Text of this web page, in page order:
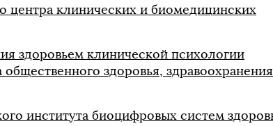
центра клинических и биомедицинских
здоровьем клинической психологии
здоровья,
института биоцифровых систем